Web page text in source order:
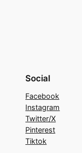
Social
Facebook
Instagram
Twitter/X
Pinterest
Tiktok